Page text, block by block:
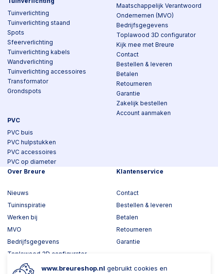
Tuinverlichting
Tuinverlichting staand
Spots
Sfeerverlichting
Tuinverlichting kabels
Wandverlichting
Tuinverlichting accessoires
Transformator
Grondspots
PVC
PVC buis
PVC hulpstukken
PVC accessoires
PVC op diameter
Maatschappelijk Verantwoord
Ondernemen (MVO)
Bedrijfsgegevens
Toplawood 3D configurator
Kijk mee met Breure
Contact
Bestellen & leveren
Betalen
Retourneren
Garantie
Zakelijk bestellen
Account aanmaken
Over Breure
Nieuws
Tuininspiratie
Werken bij
MVO
Bedrijfsgegevens
Toplawood 3D configurator
Kijk mee met Breure
Klantenservice
Contact
Bestellen & leveren
Betalen
Retourneren
Garantie
www.breureshop.nl gebruikt cookies en